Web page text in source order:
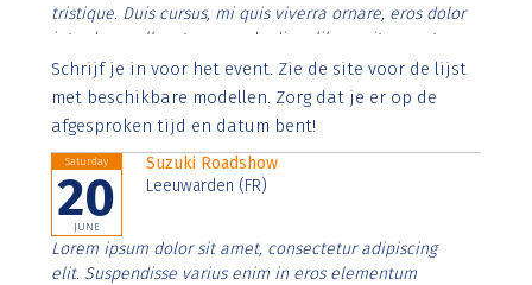
tristique. Duis cursus, mi quis viverra ornare, eros dolor
interdum nulla, ut commodo diam libero vitae erat.
Aenean faucibus nibh et justo cursus id rutrum lorem
imperdiet. Nunc ut sem vitae risus tristique posuere.
Schrijf je in voor het event. Zie de site voor de lijst
met beschikbare modellen. Zorg dat je er op de
afgesproken tijd en datum bent!
Saturday
20
JUNE
Suzuki Roadshow
Leeuwarden (FR)
Lorem ipsum dolor sit amet, consectetur adipiscing
elit. Suspendisse varius enim in eros elementum